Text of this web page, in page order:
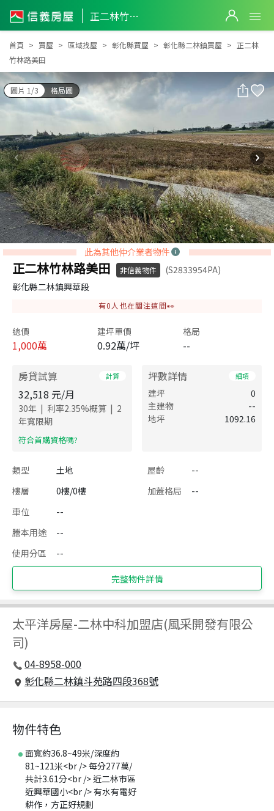
正二林竹林路美田
正二林竹林路美田
首頁 買屋 區域找屋 彰化縣買屋 彰化縣二林鎮買屋
正二林
竹林路美田
圖片 1/3 格局圖
此為其他仲介業者物件
正二林竹林路美田 非信義物件
(S2833954PA)
彰化縣二林鎮興華段
有0 人也在關注這間👀
總價
1,000萬
建坪單價
0.92萬/坪
格局
--
房貸試算 計算
32,518 元/月
30年 | 利率2.35%概算 | 2
年寬限期
​符合首購資格嗎?
坪數詳情 細項
建坪
0
主建物
--
地坪
1092.16
類型 土地 屋齡
--
樓層
0樓/0樓 加蓋格局
--
車位
--
謄本用途
--
使用分區
--
完整物件詳情
太平洋房屋-二林中科加盟店(風采開發有限公
司)
04-8958-000
彰化縣二林鎮斗苑路四段368號
物件特色
面寬約36.8~49米/深度約
81~121米<br /> 每分277萬/
共計3.61分<br /> 近二林市區
近興華國小<br /> 有水有電好
耕作，方正好規劃